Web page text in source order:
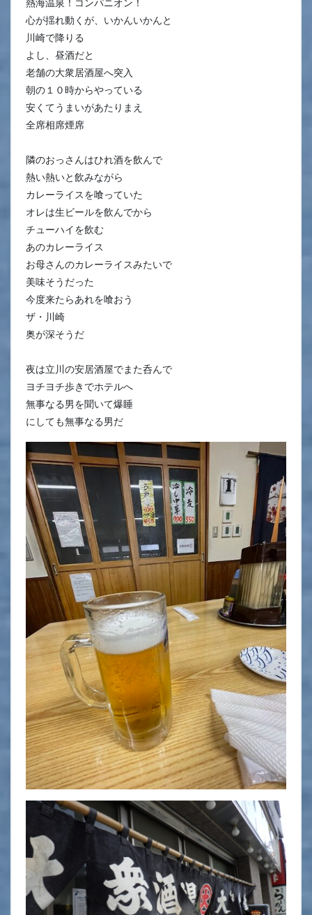
心が揺れ動くが、いかんいかんと
川崎で降りる
よし、昼酒だと
老舗の大衆居酒屋へ突入
朝の１０時からやっている
安くてうまいがあたりまえ
全席相席煙席
隣のおっさんはひれ酒を飲んで
熱い熱いと飲みながら
カレーライスを喰っていた
オレは生ビールを飲んでから
チューハイを飲む
あのカレーライス
お母さんのカレーライスみたいで
美味そうだった
今度来たらあれを喰おう
ザ・川崎
奥が深そうだ
夜は立川の安居酒屋でまた呑んで
ヨチヨチ歩きでホテルへ
無事なる男を聞いて爆睡
にしても無事なる男だ